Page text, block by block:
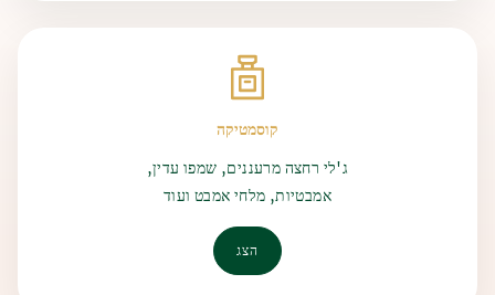
קוסמטיקה
ג'לי רחצה מרעננים, שמפו עדין,
אמבטיות, מלחי אמבט ועוד
הצג